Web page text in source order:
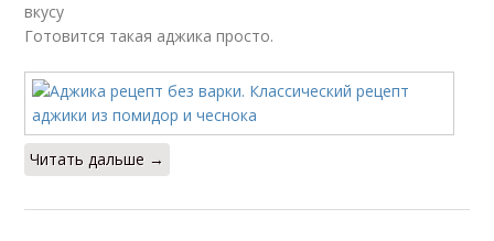
вкусу
Готовится такая аджика просто.
Читать дальше →